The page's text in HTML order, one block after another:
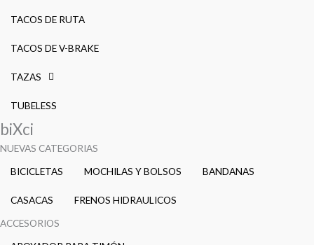
TACOS DE RUTA
TACOS DE V-BRAKE
TAZAS
TUBELESS
biXci
NUEVAS CATEGORIAS
BICICLETAS
MOCHILAS Y BOLSOS BANDANAS
CASACAS
FRENOS HIDRAULICOS
ACCESORIOS